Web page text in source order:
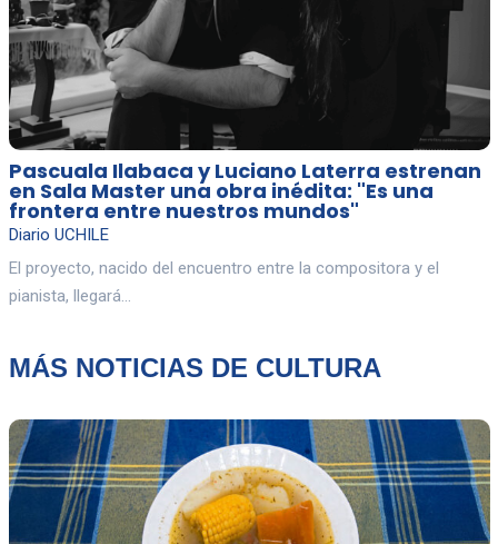
Pascuala Ilabaca y Luciano Laterra estrenan
en Sala Master una obra inédita: "Es una
frontera entre nuestros mundos"
Diario UCHILE
El proyecto, nacido del encuentro entre la compositora y el
pianista, llegará…
MÁS NOTICIAS DE CULTURA